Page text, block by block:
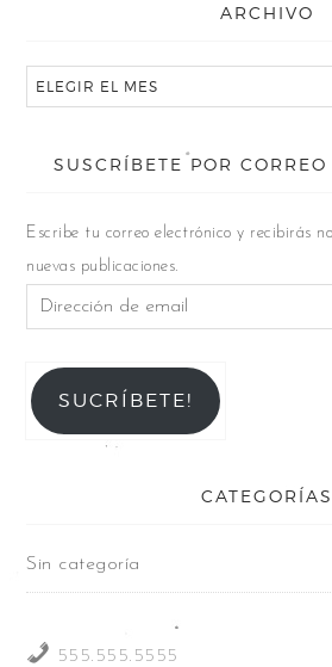
ARCHIVO
SUSCRÍBETE POR
Escribe tu correo electrónico y recibirás
nuevas publicaciones.
SUCRÍBETE!
CATEGORÍAS
Sin categoría
555.555.5555